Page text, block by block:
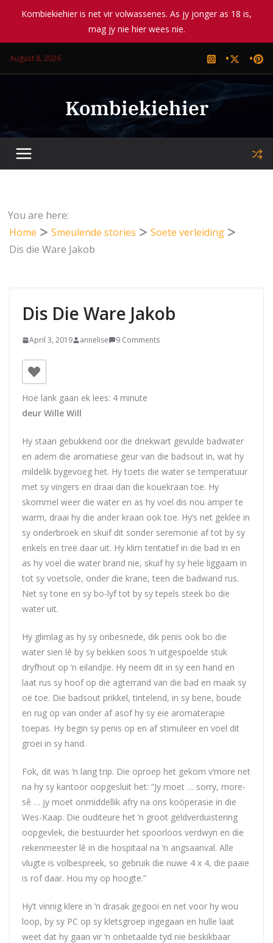
Kombiekiehier is net vir volwassenes. As jy jonger as 18 is,
mag jy nie hier wees nie.
August 8, 2026
Kombiekiehier
You are here:
Home
Smeulende stories
Soete verleiding
Dis die Ware Jakob
Dis Die Ware Jakob
April 3, 2019 annelise 9 Comments
Hoe lank gaan ek lees: 4 minute
deur Wille Will
Hy staan gebukkend oor die driekwart gevulde badwater
en adem die aromatiese geur van die badsout in, wat hy
mildelik bygevoeg het. Hy toets die water se temperatuur
met sy vingers en draai dan die kouekraan toe. Hy
skommel weer die water en as hy voel dis nou amper te
warm, draai hy die ander kraan ook toe. Hy’s net gekleë in
sy onderbroek en skuif dit sonder seremonie af tot by sy
enkels en treë daar uit. Hy klim tentatief in die bad in en
as hy voel die water brand nie, skuif hy sy hele liggaam in
tot sy voetsole, onder die krane, teen die badwand rus.
Net sy tone en sy bo-lyf tot by sy tepels steek bo die
water uit.
Hy glimlag as hy sy onbesnede, dik penis ook bo die
water sien lê by sy bekken soos ‘n uitgespoelde stuk
dryfhout op ‘n eilandjie. Hy neem dit in sy een hand en
laat rus sy hoof op die agterrand van die bad en maak sy
oë toe. Die badsout prikkel, tintelend, in sy bene, boude
en rug op van onder af asof hy sy eie aromaterapie
toepas. Hy begin sy penis op en af stimuleer en voel dit
groei in sy hand.
Fok, dit was ‘n lang trip. Die oproep het gekom v’more net
na hy sy kantoor oopgesluit het: “Jy moet … sorry, more-
sê … jy moet onmiddellik afry na ons koöperasie in die
Wes-Kaap. Die ouditeure het ‘n groot geldverduistering
oopgevlek, die bestuurder het spoorloos verdwyn en die
rekenmeester lê in die hospitaal na ‘n angsaanval. Alle
vlugte is volbespreek, so gebruik die nuwe 4 x 4, die paaie
is rof daar. Hou my op hoogte.”
Hy’t vinnig klere in ‘n drasak gegooi en net voor hy wou
loop, by sy PC op sy kletsgroep ingegaan en hulle laat
weet dat hy gaan vir ‘n onbetaalde tyd nie beskikbaar